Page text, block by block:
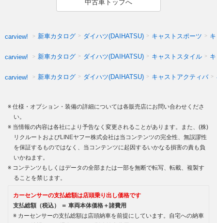
中古車トップへ
carview! 新車カタログ ダイハツ(DAIHATSU) キャストスポーツ
carview! 新車カタログ ダイハツ(DAIHATSU) キャストスタイル
carview! 新車カタログ ダイハツ(DAIHATSU) キャストアクティバ
仕様・オプション・装備の詳細については各販売店にお問い合わせくださ
い。
当情報の内容は各社により予告なく変更されることがあります。また、(株)
リクルートおよびLINEヤフー株式会社は当コンテンツの完全性、無誤謬性
を保証するものではなく、当コンテンツに起因するいかなる損害の責も負
いかねます。
コンテンツもしくはデータの全部または一部を無断で転写、転載、複製す
ることを禁じます。
カーセンサーの支払総額は店頭乗り出し価格です
支払総額（税込） ＝ 車両本体価格＋諸費用
カーセンサーの支払総額は店頭納車を前提にしています。自宅への納車